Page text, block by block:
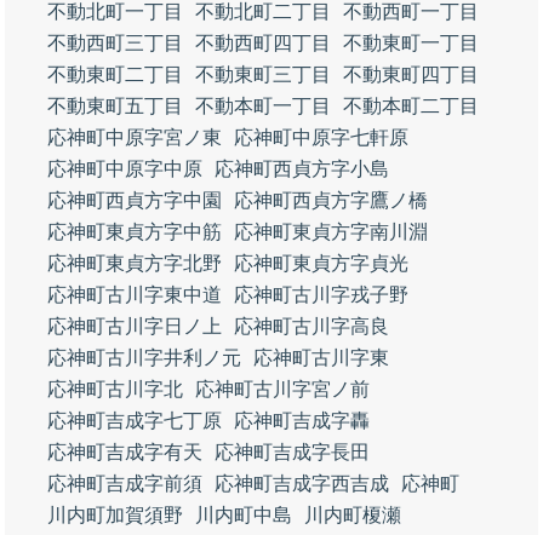
不動北町一丁目
不動北町二丁目
不動西町一丁目
不動西町三丁目
不動西町四丁目
不動東町一丁目
不動東町二丁目
不動東町三丁目
不動東町四丁目
不動東町五丁目
不動本町一丁目
不動本町二丁目
応神町中原字宮ノ東
応神町中原字七軒原
応神町中原字中原
応神町西貞方字小島
応神町西貞方字中園
応神町西貞方字鷹ノ橋
応神町東貞方字中筋
応神町東貞方字南川淵
応神町東貞方字北野
応神町東貞方字貞光
応神町古川字東中道
応神町古川字戎子野
応神町古川字日ノ上
応神町古川字高良
応神町古川字井利ノ元
応神町古川字東
応神町古川字北
応神町古川字宮ノ前
応神町吉成字七丁原
応神町吉成字轟
応神町吉成字有天
応神町吉成字長田
応神町吉成字前須
応神町吉成字西吉成
応神町
川内町加賀須野
川内町中島
川内町榎瀬